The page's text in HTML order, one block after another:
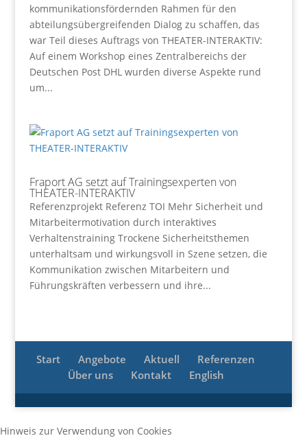
kommunikationsfördernden Rahmen für den
abteilungsübergreifenden Dialog zu schaffen, das
war Teil dieses Auftrags von THEATER-INTERAKTIV:
Auf einem Workshop eines Zentralbereichs der
Deutschen Post DHL wurden diverse Aspekte rund
um...
Fraport AG setzt auf Trainingsexperten von
THEATER-INTERAKTIV
Referenzprojekt Referenz TOI Mehr Sicherheit und
Mitarbeitermotivation durch interaktives
Verhaltenstraining Trockene Sicherheitsthemen
unterhaltsam und wirkungsvoll in Szene setzen, die
Kommunikation zwischen Mitarbeitern und
Führungskräften verbessern und ihre...
Start Angebote Aktuell
Referenzen
Über uns
Kontakt English
Hinweis zur Verwendung von Cookies